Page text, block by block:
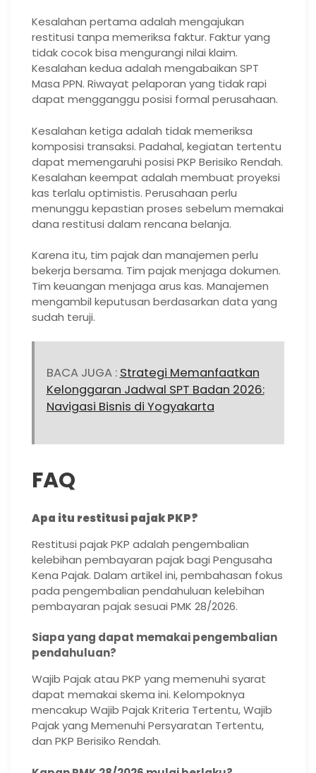
Kesalahan pertama adalah mengajukan
restitusi tanpa memeriksa faktur. Faktur yang
tidak cocok bisa mengurangi nilai klaim.
Kesalahan kedua adalah mengabaikan SPT
Masa PPN. Riwayat pelaporan yang tidak rapi
dapat mengganggu posisi formal perusahaan.
Kesalahan ketiga adalah tidak memeriksa
komposisi transaksi. Padahal, kegiatan tertentu
dapat memengaruhi posisi PKP Berisiko Rendah.
Kesalahan keempat adalah membuat proyeksi
kas terlalu optimistis. Perusahaan perlu
menunggu kepastian proses sebelum memakai
dana restitusi dalam rencana belanja.
Karena itu, tim pajak dan manajemen perlu
bekerja bersama. Tim pajak menjaga dokumen.
Tim keuangan menjaga arus kas. Manajemen
mengambil keputusan berdasarkan data yang
sudah teruji.
BACA JUGA : Strategi Memanfaatkan
Kelonggaran Jadwal SPT Badan 2026:
Navigasi Bisnis di Yogyakarta
FAQ
Apa itu restitusi pajak PKP?
Restitusi pajak PKP adalah pengembalian
kelebihan pembayaran pajak bagi Pengusaha
Kena Pajak. Dalam artikel ini, pembahasan fokus
pada pengembalian pendahuluan kelebihan
pembayaran pajak sesuai PMK 28/2026.
Siapa yang dapat memakai pengembalian
pendahuluan?
Wajib Pajak atau PKP yang memenuhi syarat
dapat memakai skema ini. Kelompoknya
mencakup Wajib Pajak Kriteria Tertentu, Wajib
Pajak yang Memenuhi Persyaratan Tertentu,
dan PKP Berisiko Rendah.